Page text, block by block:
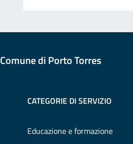
Comune di Porto Torres
CATEGORIE DI SERVIZIO
Educazione e formazione